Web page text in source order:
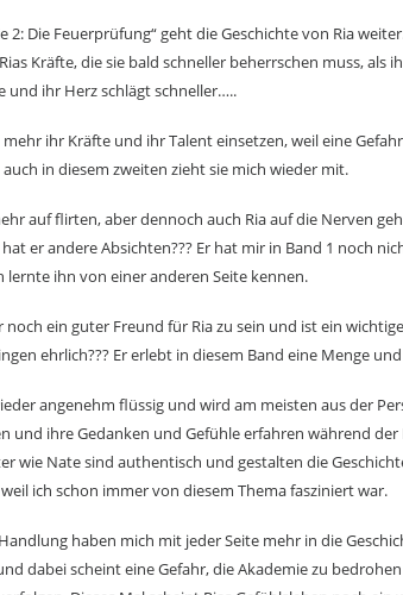
2: Die Feuerprüfung“ geht die Geschichte von Ria
Kräfte, die sie bald schneller beherrschen muss, als
und ihr Herz schlägt schneller…..
ihr Kräfte und ihr Talent einsetzen, weil eine
in diesem zweiten zieht sie mich wieder mit.
auf flirten, aber dennoch auch Ria auf die Nerven
er andere Absichten??? Er hat mir in Band 1 noch
lernte ihn von einer anderen Seite kennen.
noch ein guter Freund für Ria zu sein und ist ein
ehrlich??? Er erlebt in diesem Band eine Menge
angenehm flüssig und wird am meisten aus der
und ihre Gedanken und Gefühle erfahren während
wie Nate sind authentisch und gestalten die
ich schon immer von diesem Thema fasziniert war.
haben mich mit jeder Seite mehr in die
dabei scheint eine Gefahr, die Akademie zu